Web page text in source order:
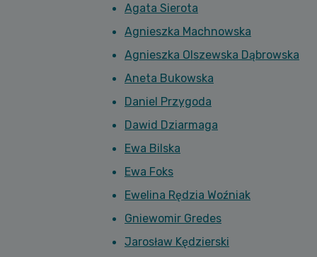
Agata Sierota
Agnieszka Machnowska
Agnieszka Olszewska Dąbrowska
Aneta Bukowska
Daniel Przygoda
Dawid Dziarmaga
Ewa Bilska
Ewa Foks
Ewelina Rędzia Woźniak
Gniewomir Gredes
Jarosław Kędzierski